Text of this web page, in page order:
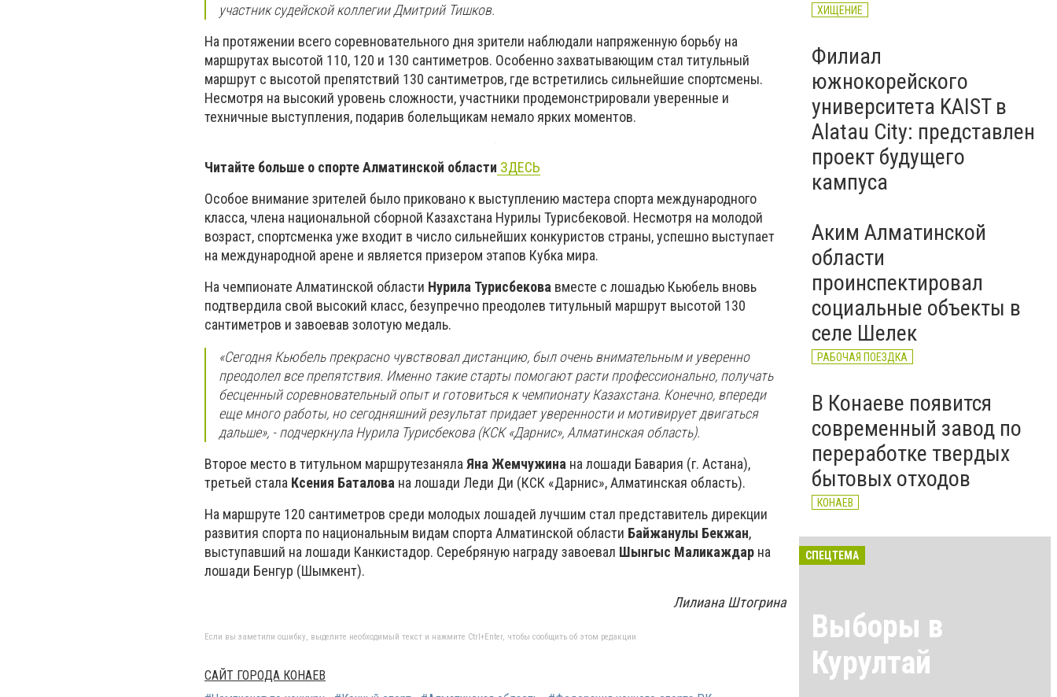
участник судейской коллегии Дмитрий Тишков.
На протяжении всего соревновательного дня зрители наблюдали напряженную борьбу на
маршрутах высотой 110, 120 и 130 сантиметров. Особенно захватывающим стал титульный
маршрут с высотой препятствий 130 сантиметров, где встретились сильнейшие спортсмены.
Несмотря на высокий уровень сложности, участники продемонстрировали уверенные и
техничные выступления, подарив болельщикам немало ярких моментов.
Читайте больше о спорте Алматинской области ЗДЕСЬ
Особое внимание зрителей было приковано к выступлению мастера спорта международного
класса, члена национальной сборной Казахстана Нурилы Турисбековой. Несмотря на молодой
возраст, спортсменка уже входит в число сильнейших конкуристов страны, успешно выступает
на международной арене и является призером этапов Кубка мира.
На чемпионате Алматинской области Нурила Турисбекова вместе с лошадью Кьюбель вновь
подтвердила свой высокий класс, безупречно преодолев титульный маршрут высотой 130
сантиметров и завоевав золотую медаль.
«Сегодня Кьюбель прекрасно чувствовал дистанцию, был очень внимательным и уверенно
преодолел все препятствия. Именно такие старты помогают расти профессионально, получать
бесценный соревновательный опыт и готовиться к чемпионату Казахстана. Конечно, впереди
еще много работы, но сегодняшний результат придает уверенности и мотивирует двигаться
дальше», - подчеркнула Нурила Турисбекова (КСК «Дарнис», Алматинская область).
Второе место в титульном маршрутезаняла Яна Жемчужина на лошади Бавария (г. Астана),
третьей стала Ксения Баталова на лошади Леди Ди (КСК «Дарнис», Алматинская область).
На маршруте 120 сантиметров среди молодых лошадей лучшим стал представитель дирекции
развития спорта по национальным видам спорта Алматинской области Байжанулы Бекжан,
выступавший на лошади Канкистадор. Серебряную награду завоевал Шынгыс Маликаждар на
лошади Бенгур (Шымкент).
Лилиана Штогрина
Если вы заметили ошибку, выделите необходимый текст и нажмите Ctrl+Enter, чтобы сообщить об этом редакции
САЙТ ГОРОДА КОНАЕВ
ХИЩЕНИЕ
Филиал
южнокорейского
университета KAIST в
Alatau City: представлен
проект будущего
кампуса
Аким Алматинской
области
проинспектировал
социальные объекты в
селе Шелек
РАБОЧАЯ ПОЕЗДКА
В Конаеве появится
современный завод по
переработке твердых
бытовых отходов
КОНАЕВ
СПЕЦТЕМА
Выборы в
Курултай